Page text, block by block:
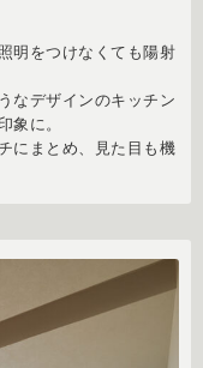
明をつけなくても陽射
なデザインのキッチン
象に。
にまとめ、見た目も機